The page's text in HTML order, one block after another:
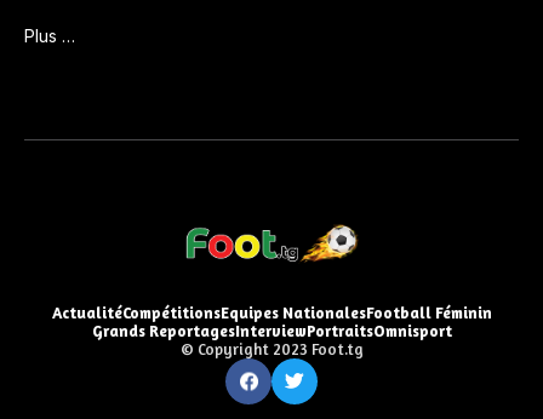
Plus …
ActualitéCompétitionsEquipes NationalesFootball Féminin
Grands ReportagesInterviewPortraitsOmnisport
© Copyright 2023 Foot.tg